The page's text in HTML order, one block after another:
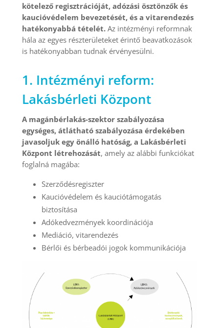
kötelező regisztrációját, adózási ösztönzők és
kaucióvédelem bevezetését, és a vitarendezés
hatékonyabbá tételét.Az intézményi reformnak
hála az egyes részterületeket érintő beavatkozások
is hatékonyabban tudnak érvényesülni.
1. Intézményi reform:
Lakásbérleti Központ
A magánbérlakás-szektor szabályozása
egységes, átlátható szabályozása érdekében
javasoljuk egy önálló hatóság, a Lakásbérleti
Központ létrehozását, amely az alábbi funkciókat
foglalná magába:
Szerződésregiszter
Kaucióvédelem és kauciótámogatás
biztosítása
Adókedvezmények koordinációja
Mediáció, vitarendezés
Bérlői és bérbeadói jogok kommunikációja